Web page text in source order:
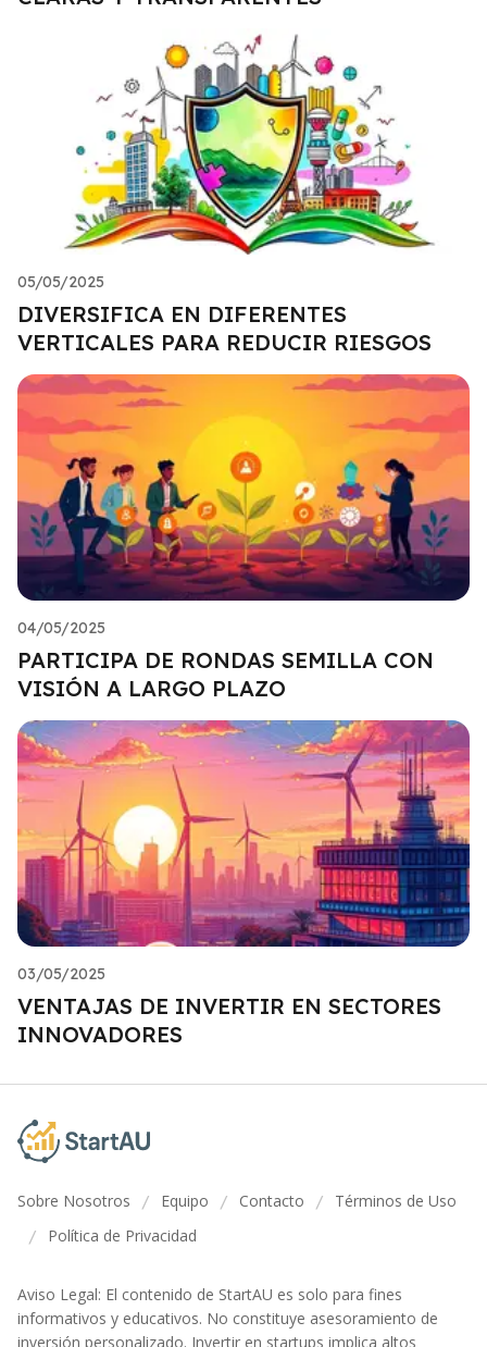
05/05/2025
DIVERSIFICA EN DIFERENTES
VERTICALES PARA REDUCIR RIESGOS
04/05/2025
PARTICIPA DE RONDAS SEMILLA CON
VISIÓN A LARGO PLAZO
03/05/2025
VENTAJAS DE INVERTIR EN SECTORES
INNOVADORES
Sobre Nosotros / Equipo / Contacto / Términos de Uso
/ Política de Privacidad
Aviso Legal: El contenido de StartAU es solo para fines
informativos y educativos. No constituye asesoramiento de
inversión personalizado. Invertir en startups implica altos